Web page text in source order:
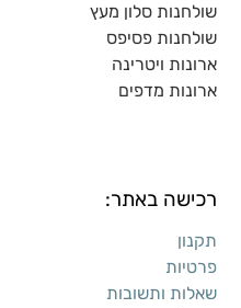
שולחנות סלון מעץ
שולחנות פסיפס
ארונות ויטרינה
ארונות מדפים
רכישה באתר:
תקנון
פרטיות
שאלות ותשובות